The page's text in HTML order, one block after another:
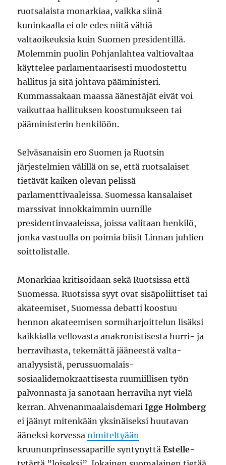
ruotsalaista monarkiaa, vaikka siinä
kuninkaalla ei ole edes niitä vähiä
valtaoikeuksia kuin Suomen presidentillä.
Molemmin puolin Pohjanlahtea valtiovaltaa
käyttelee parlamentaarisesti muodostettu
hallitus ja sitä johtava pääministeri.
Kummassakaan maassa äänestäjät eivät voi
vaikuttaa hallituksen koostumukseen tai
pääministerin henkilöön.
Selväsanaisin ero Suomen ja Ruotsin
järjestelmien välillä on se, että ruotsalaiset
tietävät kaiken olevan pelissä
parlamenttivaaleissa. Suomessa kansalaiset
marssivat innokkaimmin uurnille
presidentinvaaleissa, joissa valitaan henkilö,
jonka vastuulla on poimia biisit Linnan juhlien
soittolistalle.
Monarkiaa kritisoidaan sekä Ruotsissa että
Suomessa. Ruotsissa syyt ovat sisäpoliittiset tai
akateemiset, Suomessa debatti koostuu
hennon akateemisen sormiharjoittelun lisäksi
kaikkialla vellovasta anakronistisesta hurri- ja
herravihasta, tekemättä jääneestä valta-
analyysistä, perussuomalais-
sosiaalidemokraattisesta ruumiillisen työn
palvonnasta ja sanotaan herraviha nyt vielä
kerran. AhvenanmaalaisdemariIgge Holmberg
ei jäänyt mitenkään yksinäiseksi huutavan
ääneksi korvessanimiteltyään
kruununprinsessaparille syntynyttäEstelle-